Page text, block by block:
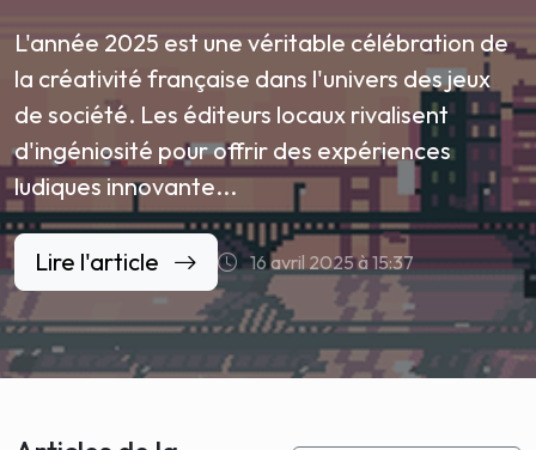
L'année 2025 est une véritable célébration de
la créativité française dans l'univers des jeux
de société. Les éditeurs locaux rivalisent
d'ingéniosité pour offrir des expériences
ludiques innovante...
Lire l'article 16 avril 2025 à 15:37